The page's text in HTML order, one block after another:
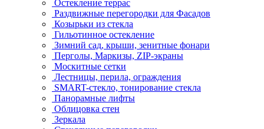
Остекление террас
Раздвижные перегородки для Фасадов
Козырьки из стекла
Гильотинное остекление
Зимний сад, крыши, зенитные фонари
Перголы, Маркизы, ZIP-экраны
Москитные сетки
Лестницы, перила, ограждения
SMART-стекло, тонирование стекла
Панорамные лифты
Облицовка стен
Зеркала